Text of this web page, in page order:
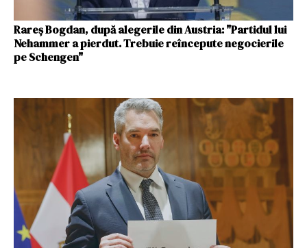
Rareș Bogdan, după alegerile din Austria: "Partidul lui
Nehammer a pierdut. Trebuie reîncepute negocierile
pe Schengen"